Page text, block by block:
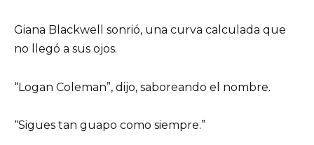
Giana Blackwell sonrió, una curva calculada que
no llegó a sus ojos.
“Logan Coleman”, dijo, saboreando el nombre.
“Sigues tan guapo como siempre.”